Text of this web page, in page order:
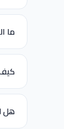
ما
كيف
هل